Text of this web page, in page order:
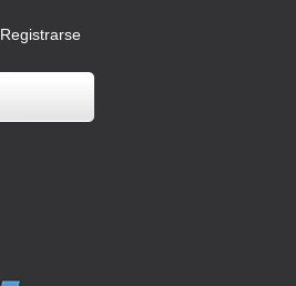
Registrarse